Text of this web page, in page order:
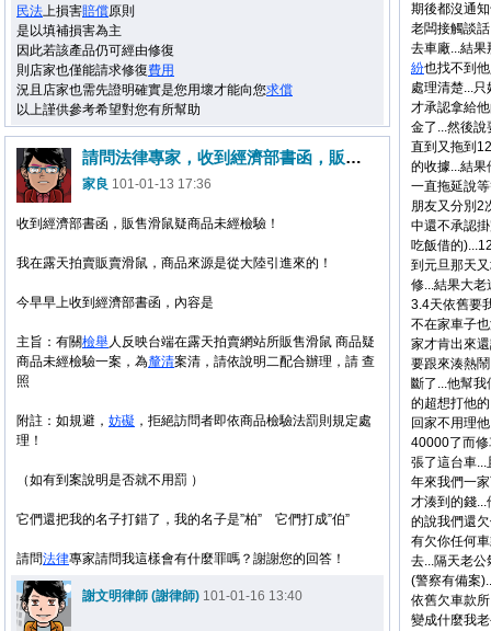
期後都沒通
老闆接觸談
去車廠...結
紛也找不到
處理清楚...
才承認拿給
金了...然後
直到又拖到
的收據...結
一直拖延說
朋友又分別2
中還不承認
吃飯借的
到元旦那天
修...結果大
3.4天依舊要
不在家車子
家才肯出來
要跟來湊熱
斷了...他幫
的超想打他
回家不用理
40000了而
張了這台車
年來我們一
才湊到的錢
的說我們還
有欠你任何
去...隔天老
(警察有備案
依舊欠車款
變成什麼我
民法上損害賠償原則
是以填補損害為主
因此若該產品仍可經由修復
則店家也僅能請求修復費用
況且店家也需先證明確實是您用壞才能向您求償
以上謹供參考希望對您有所幫助
請問法律專家，收到經濟部書函，販售滑鼠疑商品未經檢驗！商品檢驗法
家良 101-01-13 17:36
收到經濟部書函，販售滑鼠疑商品未經檢驗！
我在露天拍賣販賣滑鼠，商品來源是從大陸引進來的！
今早早上收到經濟部書函，內容是
主旨：有關檢舉 人反映台端在露天拍賣網站所販售滑鼠 商品疑
商品未經檢驗一案，為釐清案清，請依說明二配合辦理，請 查
照
附註：如規避， 妨礙 ，拒絕訪問者即依商品檢驗法罰則規定處
理！
（如有到案說明是否就不用罰 ）
它們還把我的名子打錯了，我的名子是”柏” 它們打成”伯”
請問法律專家請問我這樣會有什麼罪嗎？謝謝您的回答！
謝文明律師 (謝律師) 101-01-16 13:40